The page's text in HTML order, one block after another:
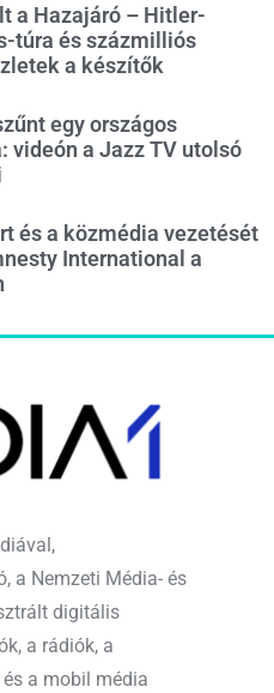
a Hazajáró – Hitler-
túra és százmilliós
a készítők
egy országos
videón a Jazz TV utolsó
és a közmédia vezetését
International a
a Nemzeti Média- és
digitális
a rádiók, a
a mobil média